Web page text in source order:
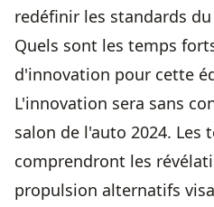
redéfinir les standards
Quels sont les temps
d'innovation pour cette
L'innovation sera sans
salon de l'auto 2024. Les
comprendront les
propulsion alternatifs